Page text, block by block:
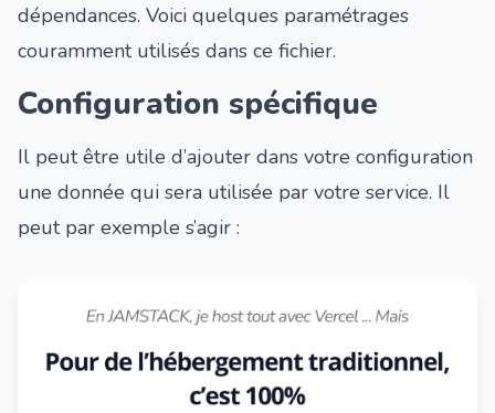
dépendances. Voici quelques paramétrages
couramment utilisés dans ce fichier.
Configuration spécifique
Il peut être utile d’ajouter dans votre configuration
une donnée qui sera utilisée par votre service. Il
peut par exemple s’agir :